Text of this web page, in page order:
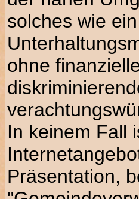
solches wie
ohne
In keinem Fall
Präsentation,